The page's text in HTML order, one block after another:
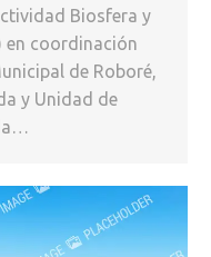
Biosfera y
en coordinación
de Roboré,
y Unidad de